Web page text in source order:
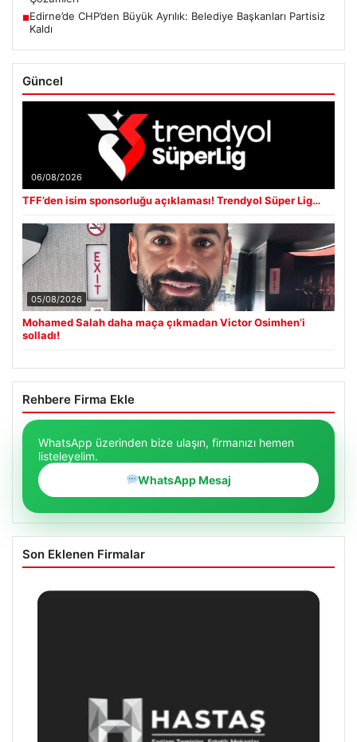
■Edirne’de CHP’den Büyük Ayrılık: Belediye Başkanları Partisiz
Kaldı
Güncel
06/08/2026
TFF’den isim sponsorluğu açıklaması! Trendyol Süper Lig…
05/08/2026
Mohamed Salah daha maça çıkmadan Victor Osimhen’i
solladı!
Rehbere Firma Ekle
WhatsApp üzerinden bize ulaşın, firmanızı hemen
listeleyelim.
WhatsApp Mesaj
Son Eklenen Firmalar